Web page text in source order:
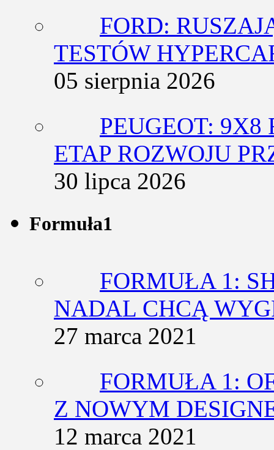
FORD:
TESTÓW
05 sierpnia 2026
PEUGEOT: 9X8
ETAP ROZWOJU
30 lipca 2026
Formuła1
FORMUŁA 1:
NADAL CHCĄ
27 marca 2021
FORMUŁA 1:
Z NOWYM
12 marca 2021